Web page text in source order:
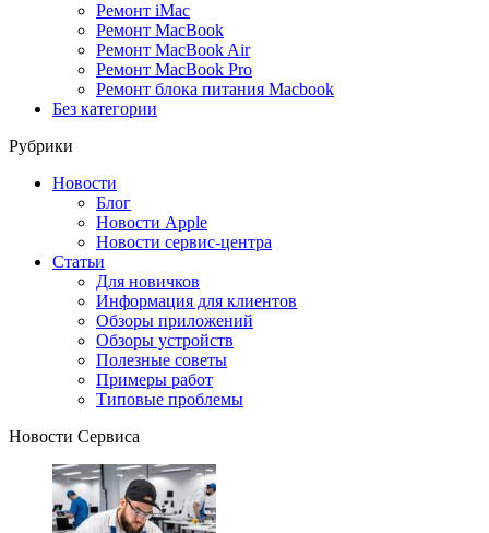
Ремонт iMac
Ремонт MacBook
Ремонт MacBook Air
Ремонт MacBook Pro
Ремонт блока питания Macbook
Без категории
Рубрики
Новости
Блог
Новости Apple
Новости сервис-центра
Статьи
Для новичков
Информация для клиентов
Обзоры приложений
Обзоры устройств
Полезные советы
Примеры работ
Типовые проблемы
Новости Сервиса